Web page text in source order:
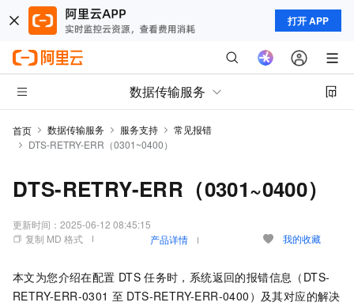
打开 APP
数据传输服务
首页 数据传输服务 服务支持
常见报错
DTS-RETRY-ERR（0301~0400）
DTS-RETRY-ERR（0301~0400）
更新时间： 2025-06-12 08:45:15
复制 MD 格式
产品详情 我的收藏
本文为您介绍在配置 DTS 任务时，系统返回的报错信息（DTS-
RETRY-ERR-0301 至 DTS-RETRY-ERR-0400）及其对应的解决